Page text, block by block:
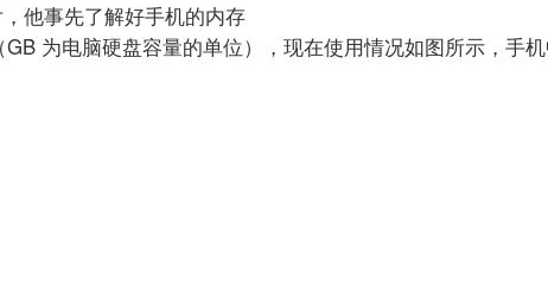
，他事先了解好手机的内存
GB 为电脑硬盘容量的单位），现在使用情况如图所示，